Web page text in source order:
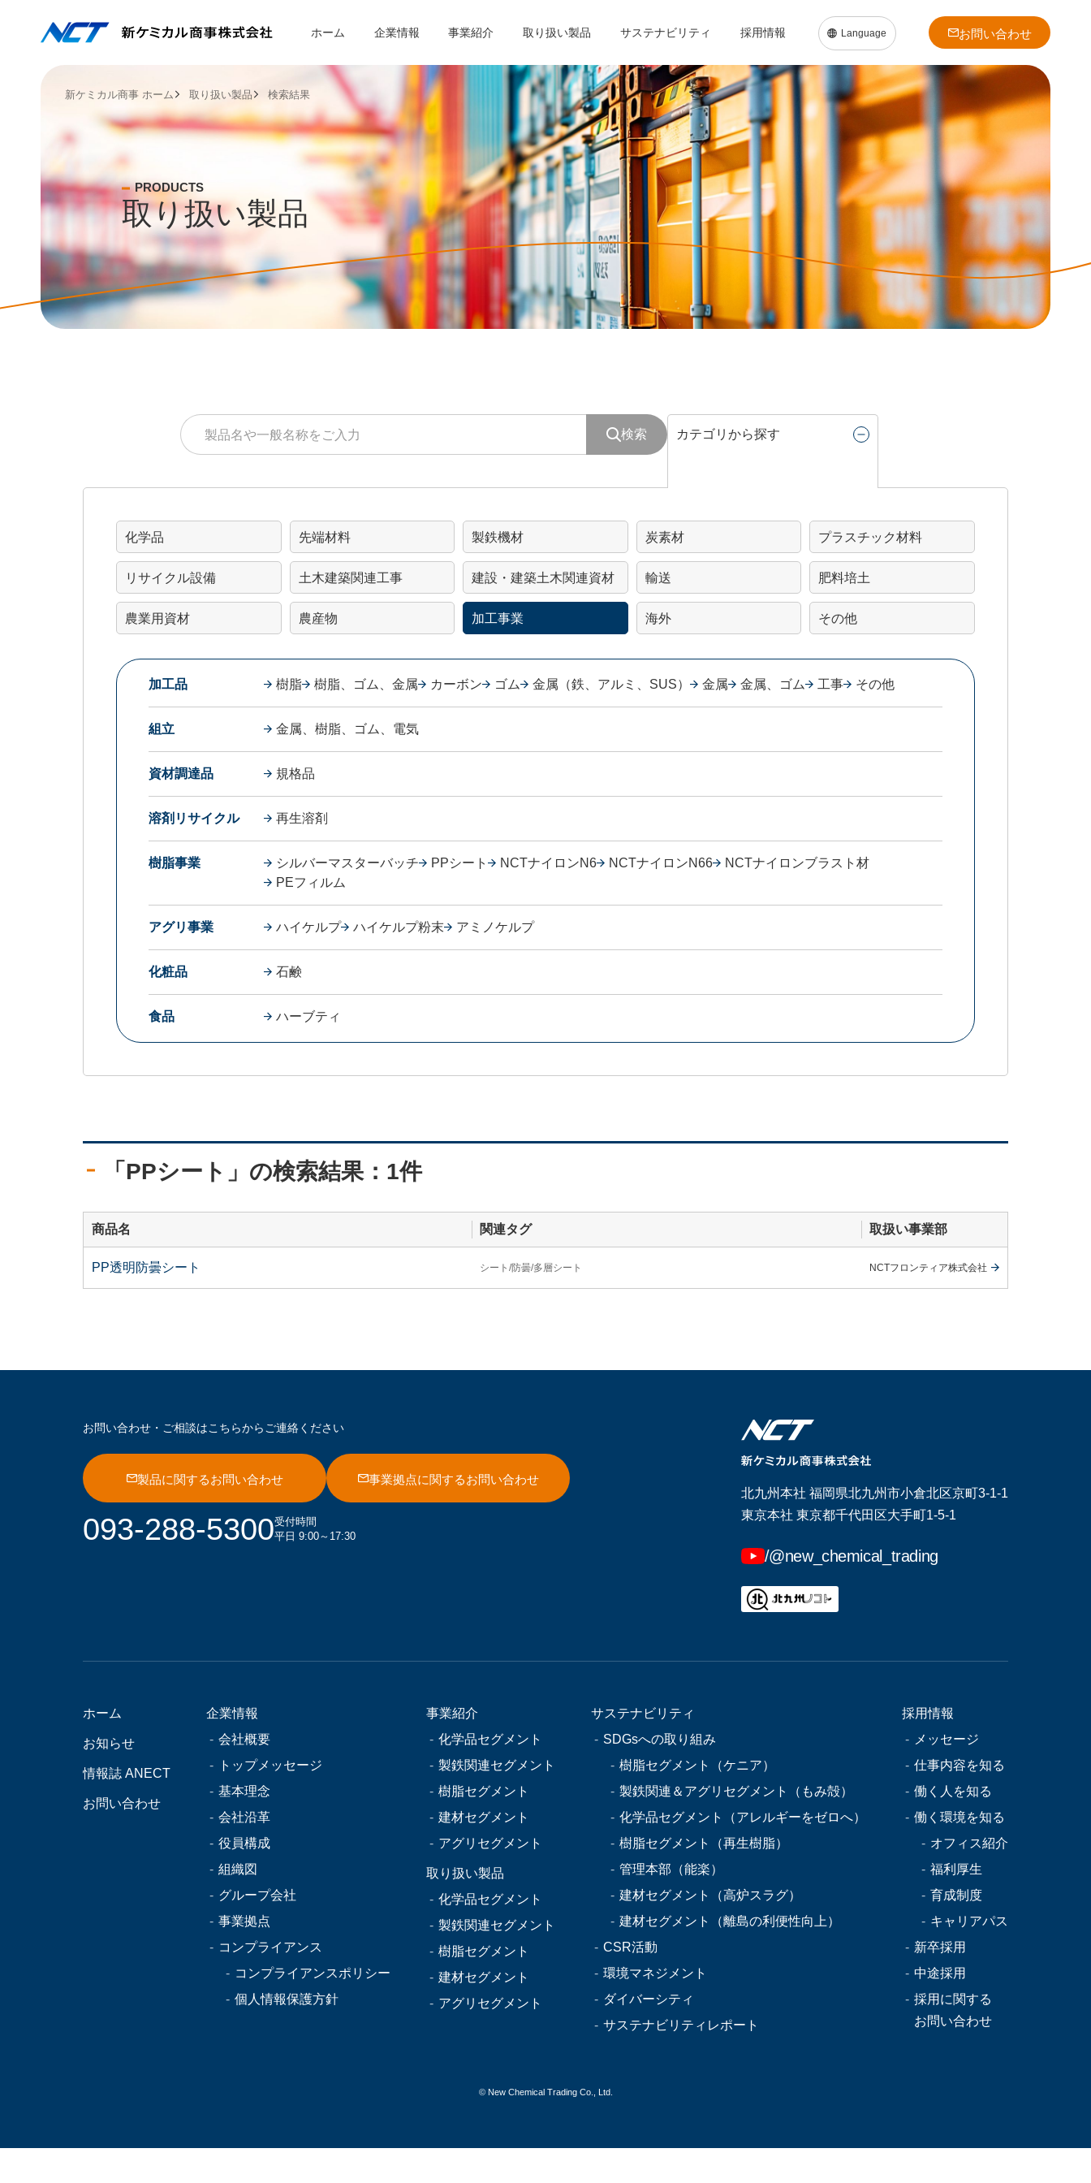
ホーム 企業情報
企業情報
会社概要 トップメッセージ 基本理念
役員構成 組織図 グループ会社 事業拠点
コンプライアンス： コンプライアンスポリシー
事業紹介
事業紹介
化学品セグメント 製鉄関連セグメント 樹脂セグメント
アグリセグメント
取り扱い製品
取り扱い製品
化学品セグメント 製鉄関連セグメント 樹脂セグメント
アグリセグメント
サステナビリティ
サステナビリティ
SDGsへの取り組み CSR活動 環境マネジメント
サステナビリティレポート
採用情報
採用情報
メッセージ 仕事内容を知る 働く人を知る
新卒採用 中途採用 採用に関するお問い合わせ
Language
中文簡体
中文繁体
お問い合わせ
PRODUCTS
取り扱い製品
新ケミカル商事 ホーム 取り扱い製品 検索結果
検索 カテゴリから探す
化学品 先端材料 製鉄機材 炭素材 プラスチック材料
リサイクル設備 土木建築関連工事 建設・建築土木関連資材 輸送 肥料培土
農業用資材 農産物 加工事業 海外 その他
加工品 樹脂 樹脂、ゴム、金属 カーボン ゴム 金属（鉄、アルミ、SUS） 金属 金属、ゴム 工事 その他
組立 金属、樹脂、ゴム、電気
資材調達品 規格品
溶剤リサイクル 再生溶剤
樹脂事業 シルバーマスターバッチ PPシート NCTナイロンN6 NCTナイロンN66
NCTナイロンブラスト材
PEフィルム
アグリ事業 ハイケルプ ハイケルプ粉末 アミノケルプ
化粧品 石鹸
食品 ハーブティ
「PPシート」の検索結果：1件
商品名 関連タグ 取扱い事業部
PP透明防曇シート シート 防曇 多層シート NCTフロンティア株式会社
お問い合わせ・ご相談はこちらからご連絡ください
製品に関するお問い合わせ 事業拠点に関するお問い合わせ
093-288-5300受付時間
平日 9:00～17:30
北九州本社 福岡県北九州市小倉北区京町3-1-1
東京本社 東京都千代田区大手町1-5-1
/@new_chemical_trading
ホーム
お知らせ
情報誌 ANECT
お問い合わせ
企業情報
会社概要
トップメッセージ
基本理念
会社沿革
役員構成
組織図
グループ会社
事業拠点
コンプライアンス
コンプライアンスポリシー
個人情報保護方針
事業紹介
化学品セグメント
製鉄関連セグメント
樹脂セグメント
建材セグメント
アグリセグメント
取り扱い製品
化学品セグメント
製鉄関連セグメント
樹脂セグメント
建材セグメント
アグリセグメント
サステナビリティ
SDGsへの取り組み
樹脂セグメント（ケニア）
製鉄関連＆アグリセグメント（もみ殻）
化学品セグメント（アレルギーをゼロへ）
樹脂セグメント（再生樹脂）
管理本部（能楽）
建材セグメント（高炉スラグ）
建材セグメント（離島の利便性向上）
CSR活動
環境マネジメント
ダイバーシティ
サステナビリティレポート
採用情報
メッセージ
仕事内容を知る
働く人を知る
働く環境を知る
オフィス紹介
福利厚生
育成制度
キャリアパス
新卒採用
中途採用
採用に関する
お問い合わせ
© New Chemical Trading Co., Ltd.